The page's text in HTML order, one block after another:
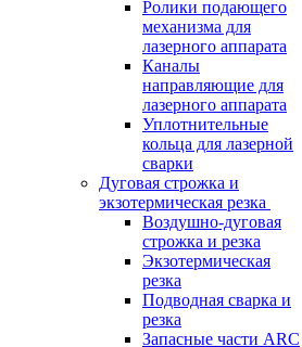
Ролики подающего
механизма для
лазерного аппарата
Каналы
направляющие для
лазерного аппарата
Уплотнительные
кольца для лазерной
сварки
Дуговая строжка и
экзотермическая резка
Воздушно-дуговая
строжка и резка
Экзотермическая
резка
Подводная сварка и
резка
Запасные части ARC